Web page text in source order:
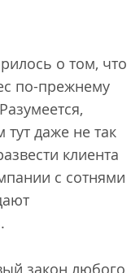
о том, что
по-прежнему
даже не так
клиента
с сотнями
закон любого